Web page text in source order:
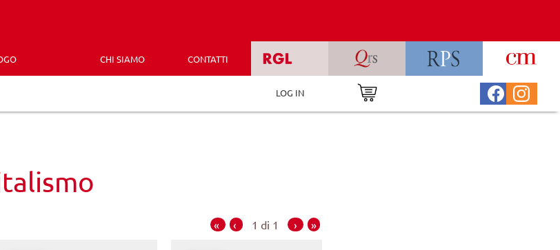
CHI SIAMO CONTATTI
LOG IN
« ‹ 1 di 1 › »